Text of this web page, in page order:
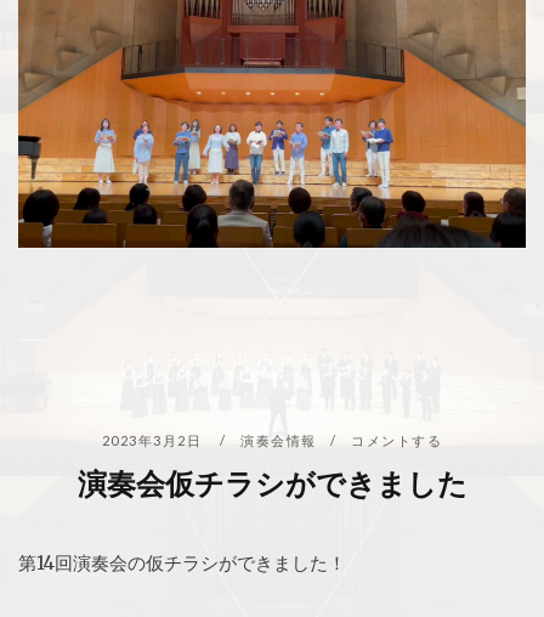
2023年3月2日 演奏会情報 コメントする
演奏会仮チラシができました
第14回演奏会の仮チラシができました！